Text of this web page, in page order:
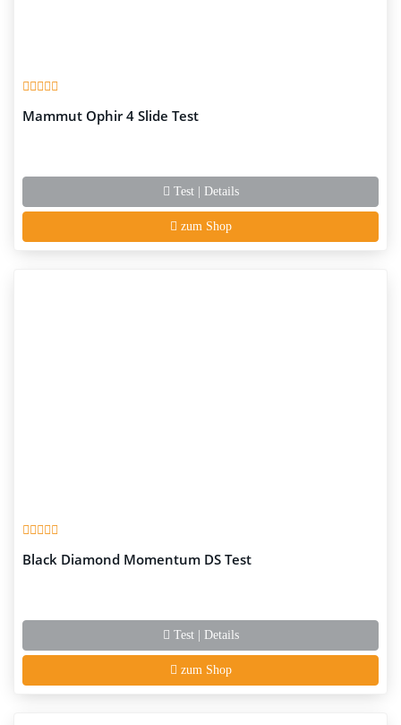
Mammut Ophir 4 Slide Test
Test | Details
zum Shop
Black Diamond Momentum DS Test
Test | Details
zum Shop